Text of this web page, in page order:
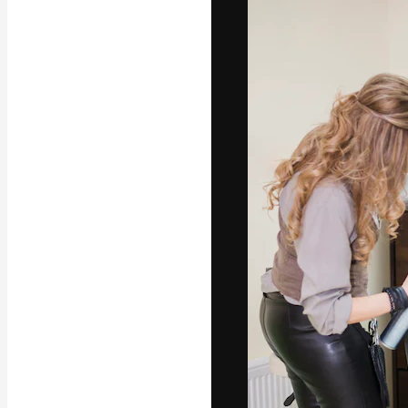
La plataforma
trabajo. Más
entre
Español
Copyright © 2010-